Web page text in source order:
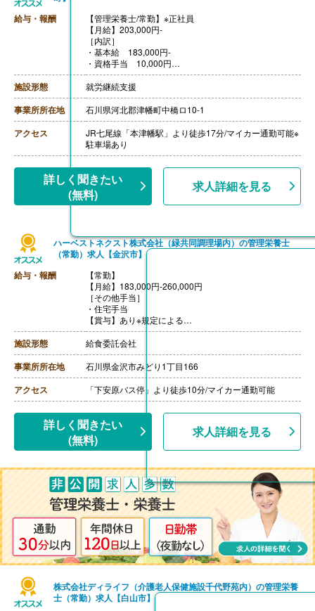
給与・報酬
【管理栄養士/常勤】※正社員
【月給】203,000円-
［内訳］
・基本給 183,000円-
・資格手当 10,000円
・処遇改善手当 10,000円
【賞与】年2回（計2.00ヶ月分）※前年度実績
【通勤手当】あり（上限11,300円/月）
【昇給】あり
施設形態 就労継続支援
事業所所在地 石川県河北郡津幡町中橋ロ10-1
アクセス
JR七尾線「本津幡駅」より徒歩17分/マイカー通勤可能※
駐車場あり
詳しく聞きたい
(無料)
求人詳細を見る
ハーベストネクスト株式会社（緑共同調理場内）の管理栄養士
（常勤）求人【金沢市】
給与・報酬
【常勤】
【月給】183,000円-260,000円
［その他手当］
・住宅手当
【賞与】あり※規定による
【通勤手当】あり※規定内支給（2km以上は交通費支給）
【昇給】あり※規定による
【退職金】あり※契約による
施設形態 給食委託会社
事業所所在地 石川県金沢市みどり1丁目166
アクセス 「下安原バス停」より徒歩10分/マイカー通勤可能
詳しく聞きたい
(無料)
求人詳細を見る
株式会社ディライフ（介護老人保健施設千代野苑内）の管理栄養
士（常勤）求人【白山市】